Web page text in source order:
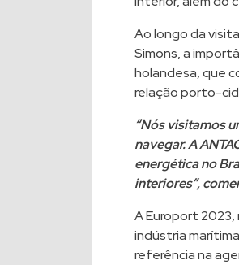
Ao longo da
Simons, a
holandesa, que
relação porto-
“Nós visitamos
navegar. A
energética no
interiores”,
A Europort 2023,
indústria
referência na